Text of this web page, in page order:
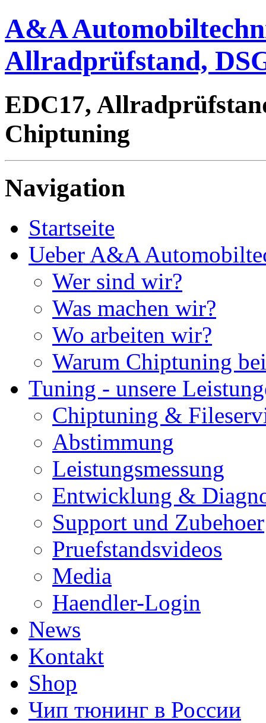
A&A
Allradprüfstand,
EDC17,
Chiptuning
Navigation
Startseite
Ueber A&A
Wer sind wir?
Was machen wir?
Wo arbeiten wir?
Warum Chiptuning
Tuning - unsere
Chiptuning &
Abstimmung
Leistungsmessung
Entwicklung &
Support und Zubehoer
Pruefstandsvideos
Media
Haendler-Login
News
Kontakt
Shop
Чип тюнинг в России